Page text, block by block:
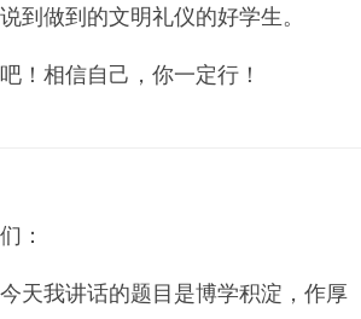
到做到的文明礼仪的好学生。
！相信自己，你一定行！
：
天我讲话的题目是博学积淀，作厚